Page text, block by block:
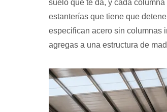
suelo que te da, y cada
estanterías que tiene que
especifican acero sin columnas
agregas a una estructura de